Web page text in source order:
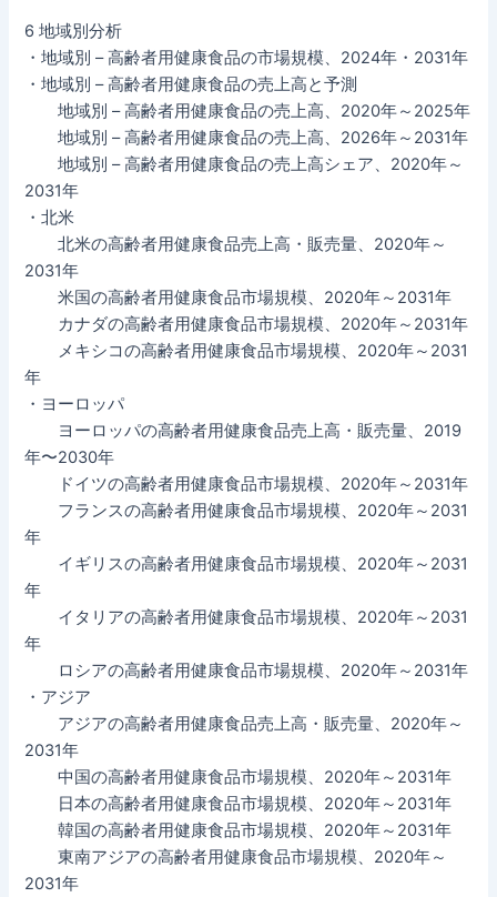
6 地域別分析
・地域別 – 高齢者用健康食品の市場規模、2024年・2031年
・地域別 – 高齢者用健康食品の売上高と予測
地域別 – 高齢者用健康食品の売上高、2020年～2025年
地域別 – 高齢者用健康食品の売上高、2026年～2031年
地域別 – 高齢者用健康食品の売上高シェア、2020年～
2031年
・北米
北米の高齢者用健康食品売上高・販売量、2020年～
2031年
米国の高齢者用健康食品市場規模、2020年～2031年
カナダの高齢者用健康食品市場規模、2020年～2031年
メキシコの高齢者用健康食品市場規模、2020年～2031
年
・ヨーロッパ
ヨーロッパの高齢者用健康食品売上高・販売量、2019
年〜2030年
ドイツの高齢者用健康食品市場規模、2020年～2031年
フランスの高齢者用健康食品市場規模、2020年～2031
年
イギリスの高齢者用健康食品市場規模、2020年～2031
年
イタリアの高齢者用健康食品市場規模、2020年～2031
年
ロシアの高齢者用健康食品市場規模、2020年～2031年
・アジア
アジアの高齢者用健康食品売上高・販売量、2020年～
2031年
中国の高齢者用健康食品市場規模、2020年～2031年
日本の高齢者用健康食品市場規模、2020年～2031年
韓国の高齢者用健康食品市場規模、2020年～2031年
東南アジアの高齢者用健康食品市場規模、2020年～
2031年